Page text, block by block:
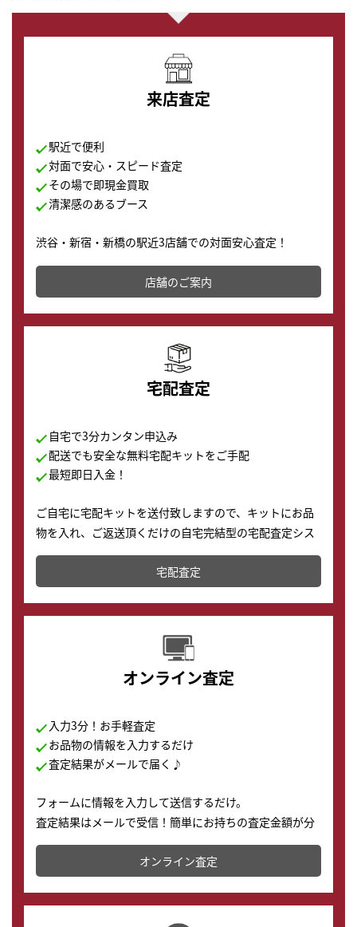
来店査定
駅近で便利
対面で安心・スピード査定
その場で即現金買取
清潔感のあるブース
渋谷・新宿・新橋の駅近3店舗での対面安心査定！
その場で現金買取致します。渋谷本店では、時計販売の
店舗を併設しており、下取りに出してお得に新しい時計
の購入もできます♪
店舗のご案内
宅配査定
自宅で3分カンタン申込み
配送でも安全な無料宅配キットをご手配
最短即日入金！
ご自宅に宅配キットを送付致しますので、キットにお品
物を入れ、ご返送頂くだけの自宅完結型の宅配査定シス
テムです。
配送でも簡単&安全に査定・買取に出すことが可能で
す。
宅配査定
オンライン査定
入力3分！お手軽査定
お品物の情報を入力するだけ
査定結果がメールで届く♪
フォームに情報を入力して送信するだけ。
査定結果はメールで受信！簡単にお持ちの査定金額が分
かります。
オンライン査定